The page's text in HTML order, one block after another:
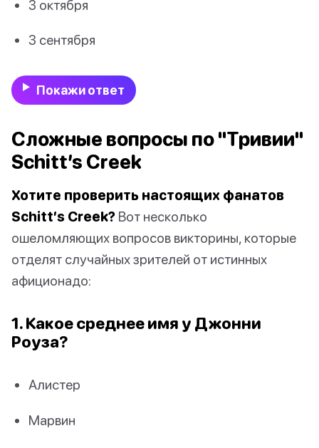
3 октября
3 сентября
Покажи ответ
Сложные вопросы по "Тривии"
Schitt’s Creek
Хотите проверить настоящих фанатов
Schitt’s Creek? Вот несколько
ошеломляющих вопросов викторины, которые
отделят случайных зрителей от истинных
афиционадо:
1. Какое среднее имя у Джонни
Роуза?
Алистер
Марвин